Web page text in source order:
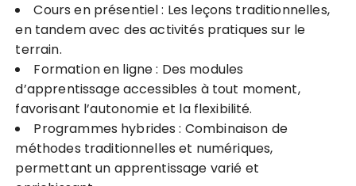
Cours en présentiel : Les leçons traditionnelles,
en tandem avec des activités pratiques sur le
terrain.
Formation en ligne : Des modules
d’apprentissage accessibles à tout moment,
favorisant l’autonomie et la flexibilité.
Programmes hybrides : Combinaison de
méthodes traditionnelles et numériques,
permettant un apprentissage varié et